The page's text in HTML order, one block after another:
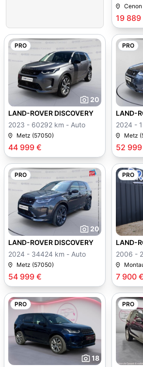
19 889
PRO
20
44 999 €
LAND-ROVER DISCOVERY
2023 - 60292 km - Auto
Metz (57050)
PRO
52
Metz
PRO
20
54 999 €
LAND-ROVER DISCOVERY
2024 - 34424 km - Auto
Metz (57050)
PRO
7 900 €
PRO
18
PRO